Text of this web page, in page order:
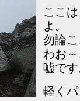
ここ
よ。
勿論
わお
嘘で
軽く